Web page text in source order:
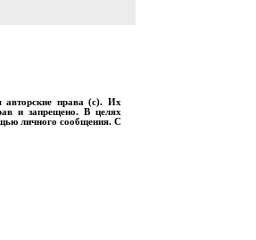
права (с). Их
и запрещено. В целях
личного сообщения. С